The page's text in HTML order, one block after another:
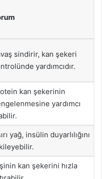
sindirir, kan şekeri
yardımcıdır.
kan şekerinin
yardımcı
yağ, insülin duyarlılığını
kan şekerini hızla